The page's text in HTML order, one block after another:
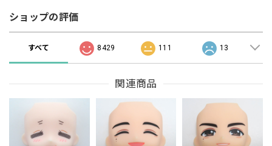
ショップの評価
すべて 8429 111 13
関連商品